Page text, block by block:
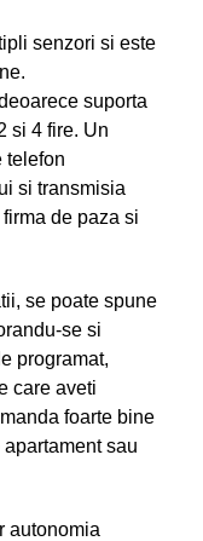
senzori si este
suporta
si 4 fire. Un
telefon
si transmisia
de paza si
se poate spune
se si
programat,
care aveti
foarte bine
sau
autonomia